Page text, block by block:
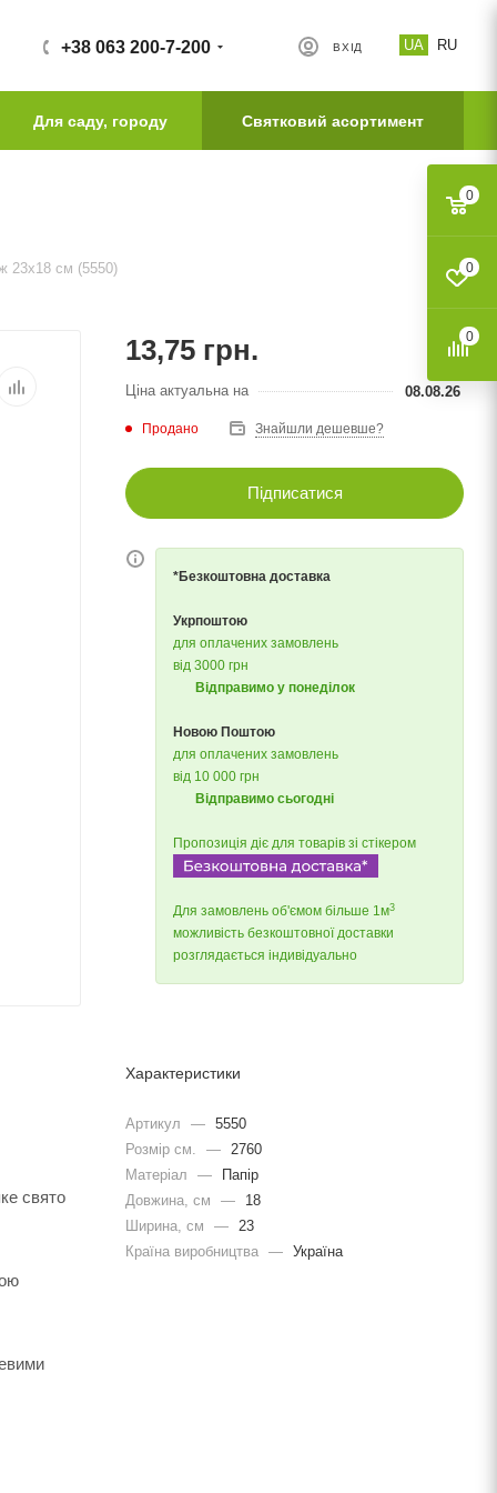
UA RU
ВХІД
+38 063 200-7-200
Для саду, городу Святковий асортимент
23х18 см (5550)
свято
13,75 грн.
Ціна актуальна на 08.08.26
Продано Знайшли дешевше?
Підписатися
*Безкоштовна доставка
Укрпоштою
для оплачених замовлень
від 3000 грн
Відправимо у понеділок
Новою Поштою
для оплачених замовлень
від 10 000 грн
Відправимо сьогодні
Пропозиція діє для товарів зі стікером
Для замовлень об'ємом більше 1м3
можливість безкоштовної доставки
розглядається індивідуально
Характеристики
Артикул — 5550
Розмір см.
—
2760
Матеріал
—
Папір
Довжина, cм
—
18
Ширина, cм
—
23
Країна виробництва — Україна
0
0
0